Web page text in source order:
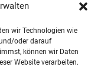
wir Technologien wie
oder darauf
können wir Daten
Website verarbeiten.
Kropfgans
Lorenz
Schmitt
Wirth